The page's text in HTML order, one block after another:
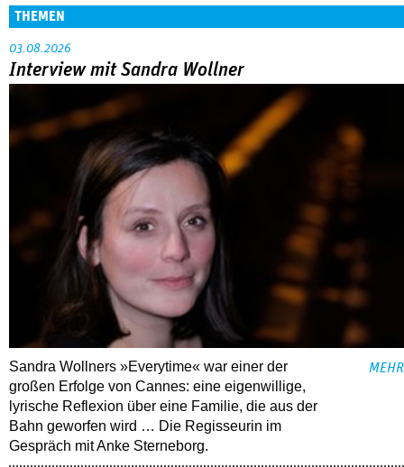
THEMEN
03.08.2026
Interview mit Sandra Wollner
Sandra Wollners »Everytime« war einer der
großen Erfolge von Cannes: eine eigenwillige,
lyrische Reflexion über eine ­Familie, die aus der
Bahn geworfen wird … Die Regisseurin im
Gespräch mit Anke Sterneborg.
MEHR